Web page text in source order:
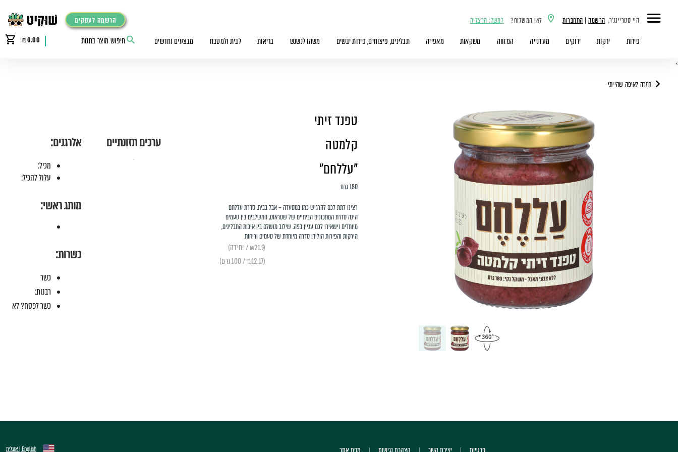
היי סטריינג'ר, הרשמה| התחברות לאן המשלוח? למשל: הרצליה הרשמה לעסקים
פירות ירקות ירוקים מעדנייה המזווה משקאות מאפייה תבלינים, פיצוחים, פירות יבשים משהו לנשנש בריאות לבית ולמטבח מבצעים וחדשים ₪0.00
>
חזרה לאיפה שהייתי
טפנד זיתי
קלמטה
"עללחם"
180 גרם
רצינו לתת לכם להרגיש כמו במסעדה – אבל בבית. סדרת עללחם
הינה סדרת המתכונים הביתיים של שטראוס, המשלבים בין טעמים
מיוחדים וישאירו לכם עניין בפה. שילוב מושלם בין איכות התבלינים,
הירקות והפירות הולידו סדרה מיוחדת של טעמים וריחות
(₪21.9 / יחידה)
(₪12.17 / 100 גרם)
ערכים תזונתיים אלרגנים:
מכיל:
עלול להכיל:
מותג ראשי:
כשרות:
כשר
רבנות:
כשר לפסח? לא
English | אנגלית